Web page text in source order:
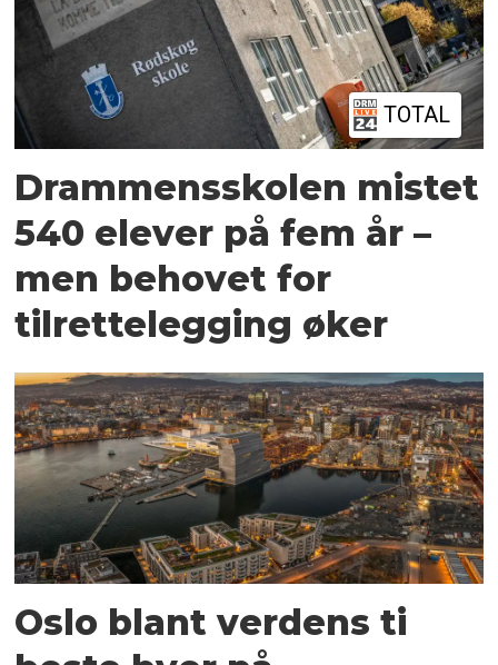
TOTAL
Drammensskolen mistet
540 elever på fem år –
men behovet for
tilrettelegging øker
Oslo blant verdens ti